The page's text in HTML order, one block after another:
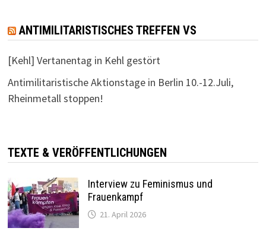
ANTIMILITARISTISCHES TREFFEN VS
[Kehl] Vertanentag in Kehl gestört
Antimilitaristische Aktionstage in Berlin 10.-12.Juli,
Rheinmetall stoppen!
TEXTE & VERÖFFENTLICHUNGEN
Interview zu Feminismus und
Frauenkampf
21. April 2026